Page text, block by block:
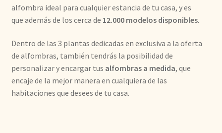
Redondas
Seda
Pasillo
alfombra ideal para cualquier estancia de tu casa, y es
que además de los cerca de 12.000 modelos disponibles.
Dentro de las 3 plantas dedicadas en exclusiva a la oferta
de alfombras, también tendrás la posibilidad de
personalizar y encargar tus alfombras a medida, que
encaje de la mejor manera en cualquiera de las
habitaciones que desees de tu casa.